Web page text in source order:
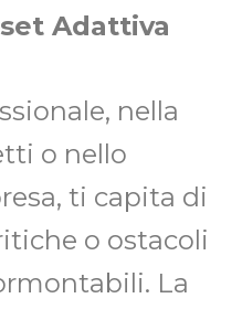
Adattiva
nella
o nello
ti capita di
o ostacoli
La